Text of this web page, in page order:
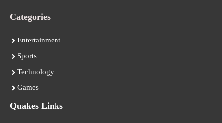
Categories
Entertainment
Sports
Technology
Games
Quakes Links